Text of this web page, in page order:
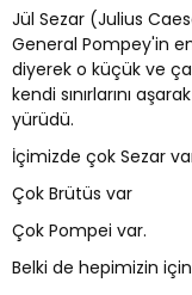
Jül Sezar (Julius
General Pompey'in
diyerek o küçük ve
kendi sınırlarını
yürüdü.
İçimizde çok Sezar
Çok Brütüs var
Çok Pompei var.
Belki de hepimizin